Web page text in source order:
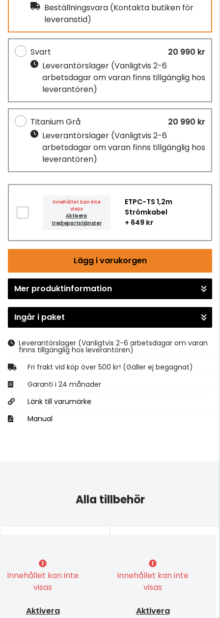
Beställningsvara (Kontakta butiken för
leveranstid)
Svart
20 990 kr
Leverantörslager (Vanligtvis 2-6
arbetsdagar om varan finns tillgänglig hos
leverantören)
Titanium Grå
20 990 kr
Leverantörslager (Vanligtvis 2-6
arbetsdagar om varan finns tillgänglig hos
leverantören)
Innehållet kan inte
visas
Aktivera
tredjepartstjänster
ETPC-TS 1,2m
Strömkabel
+ 649 kr
Lägg i varukorgen
Gå till kassan
Mer produktinformation
Ingår i paket
Leverantörslager (Vanligtvis 2-6 arbetsdagar om varan
finns tillgänglig hos leverantören)
Fri frakt vid köp över 500 kr! (Gäller ej begagnat)
Garanti i 24 månader
Länk till varumärke
Manual
Alla tillbehör
Innehållet kan inte
visas
Aktivera
Innehållet kan inte
visas
Aktivera